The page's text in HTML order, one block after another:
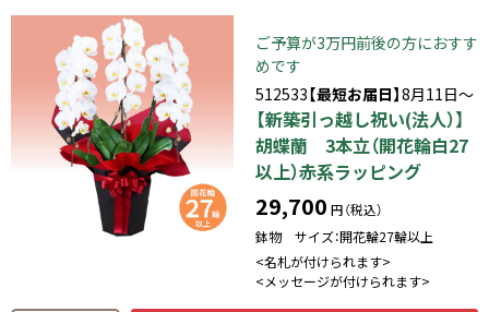
ご予算が3万円前後の方におすす
めです
512533【最短お届日】8月11日～
【新築引っ越し祝い(法人）】
胡蝶蘭 3本立（開花輪白27
以上）赤系ラッピング
29,700 円（税込）
鉢物 サイズ：開花輪27輪以上
<名札が付けられます>
<メッセージが付けられます>